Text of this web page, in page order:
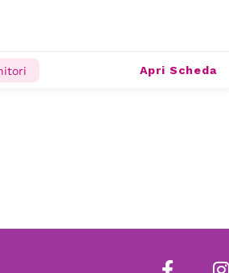
Apri Scheda